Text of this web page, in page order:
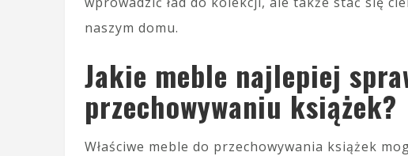
naszym domu.
Jakie meble najlepiej
przechowywaniu książek?
Właściwe meble do przechowywania książek